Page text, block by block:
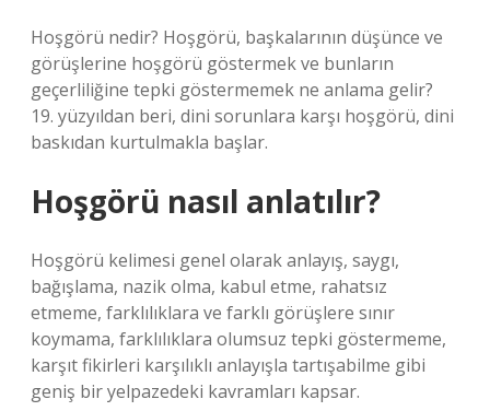
Hoşgörü nedir? Hoşgörü, başkalarının düşünce ve
görüşlerine hoşgörü göstermek ve bunların
geçerliliğine tepki göstermemek ne anlama gelir?
19. yüzyıldan beri, dini sorunlara karşı hoşgörü, dini
baskıdan kurtulmakla başlar.
Hoşgörü nasıl anlatılır?
Hoşgörü kelimesi genel olarak anlayış, saygı,
bağışlama, nazik olma, kabul etme, rahatsız
etmeme, farklılıklara ve farklı görüşlere sınır
koymama, farklılıklara olumsuz tepki göstermeme,
karşıt fikirleri karşılıklı anlayışla tartışabilme gibi
geniş bir yelpazedeki kavramları kapsar.